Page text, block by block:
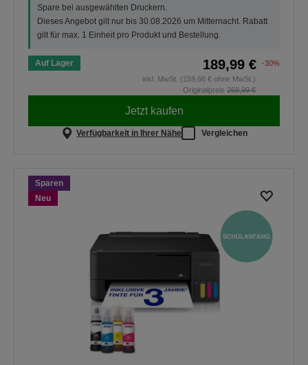
Spare bei ausgewählten Druckern.
Dieses Angebot gilt nur bis 30.08.2026 um Mitternacht. Rabatt
gilt für max. 1 Einheit pro Produkt und Bestellung.
Auf Lager 189,99 €
-30%
inkl. MwSt. (159,66 € ohne MwSt.)
Originalpreis 269,99 €
Jetzt kaufen
Verfügbarkeit in Ihrer Nähe Vergleichen
Sparen
Neu